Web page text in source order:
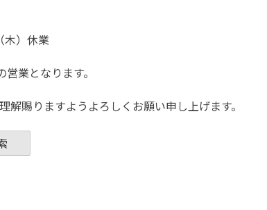
木）休業
業となります。
賜りますようよろしくお願い申し上げます。